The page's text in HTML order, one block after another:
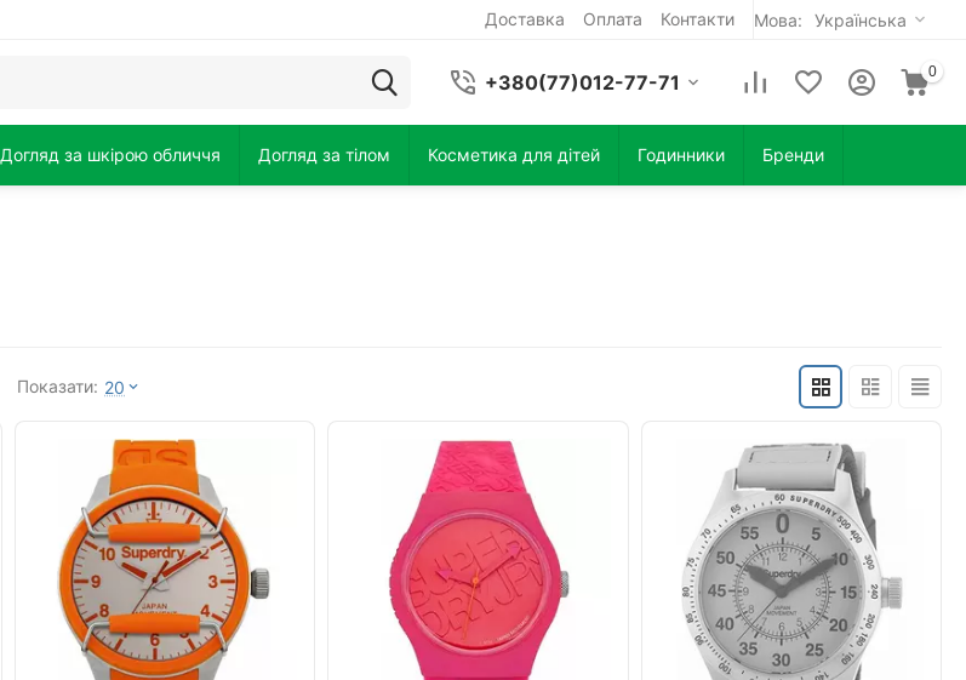
Мова: Українська
Доставка Оплата Контакти
+380(77)012-77-71 0
Догляд за шкірою обличчя Догляд за тілом Косметика для дітей Годинники Бренди
Показати: 20